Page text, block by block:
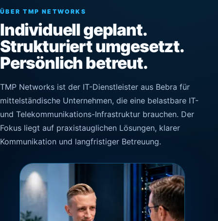
ÜBER TMP NETWORKS
Individuell geplant.
Strukturiert umgesetzt.
Persönlich betreut.
TMP Networks ist der IT-Dienstleister aus Bebra für
mittelständische Unternehmen, die eine belastbare IT-
und Telekommunikations-Infrastruktur brauchen. Der
Fokus liegt auf praxistauglichen Lösungen, klarer
Kommunikation und langfristiger Betreuung.